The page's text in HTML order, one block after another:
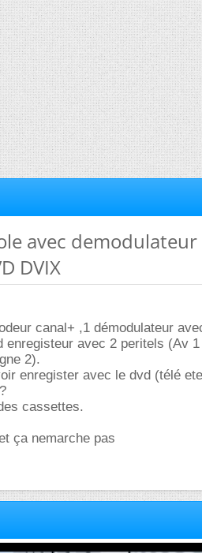
avec demodulateur
DVIX
canal+ ,1 démodulateur
avec 2 peritels (Av
2).
enregister avec le dvd (télé
cassettes.
ça nemarche pas